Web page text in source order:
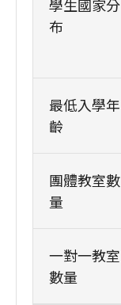
學生國家分
布
最低入學年
齡
團體教室數
量
一對一教室
數量